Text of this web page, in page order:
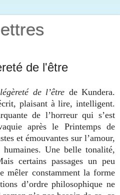
de l'être
de l’être de Kundera.
plaisant à lire, intelligent.
de l’horreur qui s’est
après le Printemps de
et émouvantes sur l’amour,
Une belle tonalité,
certains passages un peu
mêler constamment la forme
d’ordre philosophique ne